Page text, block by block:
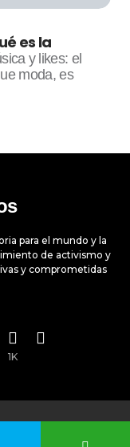
es la
y likes: el
moda, es
para el mundo y la
de activismo y
y comprometidas
1K